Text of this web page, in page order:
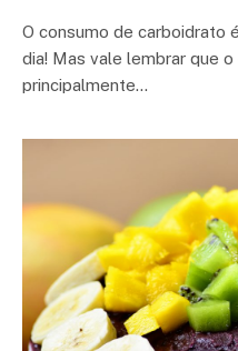
O consumo de carboidrato
dia! Mas vale lembrar que
principalmente…